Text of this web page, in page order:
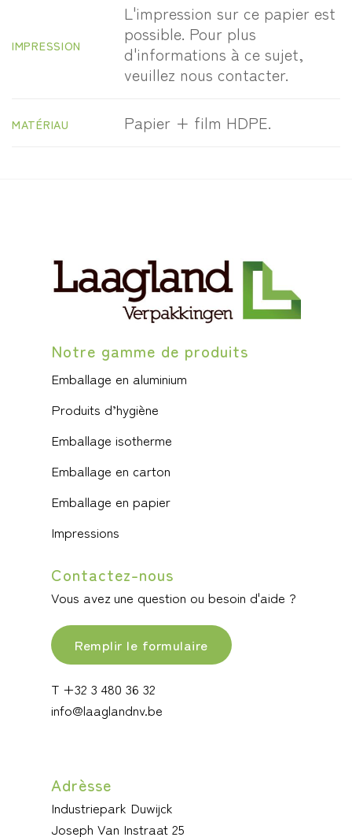
IMPRESSION
L'impression sur ce papier est
possible. Pour plus
d'informations à ce sujet,
veuillez nous contacter.
MATÉRIAU Papier + film HDPE.
Notre gamme de produits
Emballage en aluminium
Produits d’hygiène
Emballage isotherme
Emballage en carton
Emballage en papier
Impressions
Contactez-nous
Vous avez une question ou besoin d'aide ?
Remplir le formulaire
T +32 3 480 36 32
info@laaglandnv.be
Adrèsse
Industriepark Duwijck
Joseph Van Instraat 25